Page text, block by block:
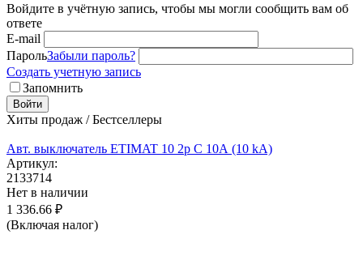
Войдите в учётную запись, чтобы мы могли сообщить вам об
ответе
E-mail
ПарольЗабыли пароль?
Создать учетную запись
Запомнить
Войти
Хиты продаж / Бестселлеры
Авт. выключатель ETIMAT 10 2p C 10А (10 kA)
Артикул:
2133714
Нет в наличии
1 336.66 ₽
(Включая налог)